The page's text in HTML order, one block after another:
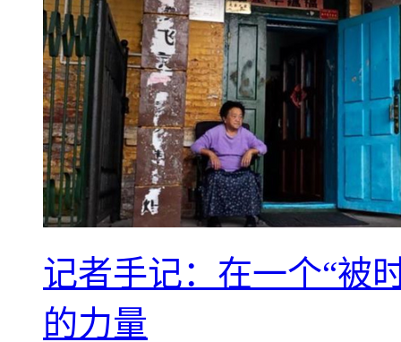
记者手记：在一个“被
的力量